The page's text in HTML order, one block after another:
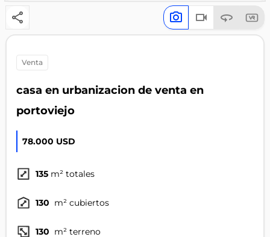
venta
casa en urbanizacion de venta en
portoviejo
78.000 USD
135 m² totales
130 m² cubiertos
130 m² terreno